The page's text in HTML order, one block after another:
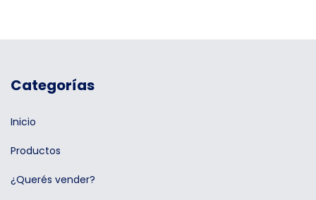
Categorías
Inicio
Productos
¿Querés vender?